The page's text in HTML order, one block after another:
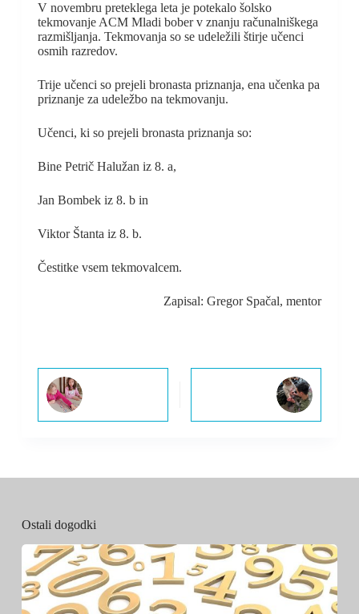
V novembru preteklega leta je potekalo šolsko
tekmovanje ACM Mladi bober v znanju računalniškega
razmišljanja. Tekmovanja so se udeležili štirje učenci
osmih razredov.
Trije učenci so prejeli bronasta priznanja, ena učenka pa
priznanje za udeležbo na tekmovanju.
Učenci, ki so prejeli bronasta priznanja so:
Bine Petrič Halužan iz 8. a,
Jan Bombek iz 8. b in
Viktor Štanta iz 8. b.
Čestitke vsem tekmovalcem.
Zapisal: Gregor Spačal, mentor
Ostali dogodki